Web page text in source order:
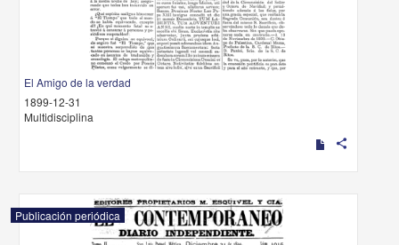
El Amigo de la verdad
1899-12-31
Multidisciplina
share
Publicación periódica